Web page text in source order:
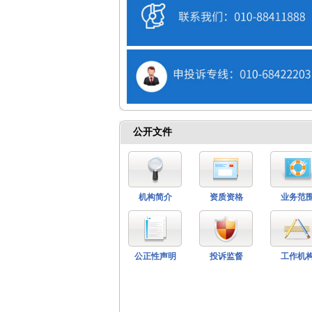
公开文件
机构简介 资质资格 业务范
公正性声明 投诉监督 工作机